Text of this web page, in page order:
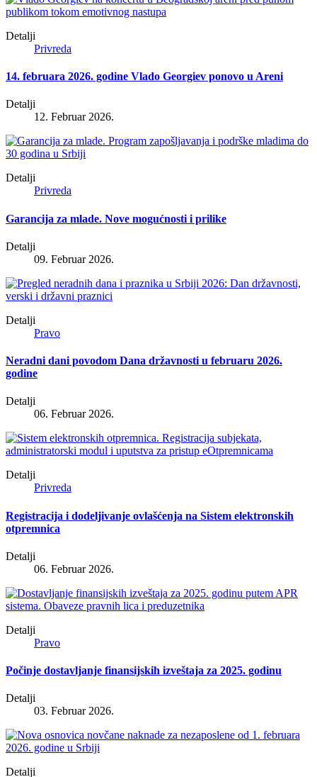
Detalji
Privreda
14. februara 2026. godine Vlado Georgiev ponovo u Areni
Detalji
12. Februar 2026.
Detalji
Privreda
Garancija za mlade. Nove mogućnosti i prilike
Detalji
09. Februar 2026.
Detalji
Pravo
Neradni dani povodom Dana državnosti u februaru 2026.
godine
Detalji
06. Februar 2026.
Detalji
Privreda
Registracija i dodeljivanje ovlašćenja na Sistem elektronskih
otpremnica
Detalji
06. Februar 2026.
Detalji
Pravo
Počinje dostavljanje finansijskih izveštaja za 2025. godinu
Detalji
03. Februar 2026.
Detalji